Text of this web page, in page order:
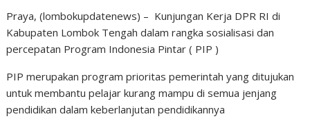
Praya, (lombokupdatenews) – Kunjungan Kerja DPR RI di
Kabupaten Lombok Tengah dalam rangka sosialisasi dan
percepatan Program Indonesia Pintar ( PIP )
PIP merupakan program prioritas pemerintah yang ditujukan
untuk membantu pelajar kurang mampu di semua jenjang
pendidikan dalam keberlanjutan pendidikannya